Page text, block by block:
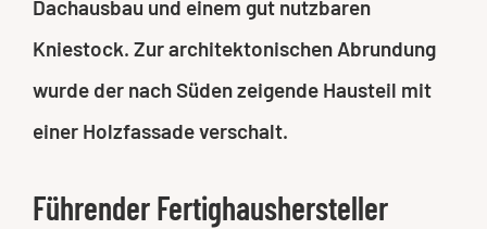
Dachausbau und einem gut nutzbaren
Kniestock. Zur architektonischen Abrundung
wurde der nach Süden zeigende Hausteil mit
einer Holzfassade verschalt.
Führender Fertighaushersteller